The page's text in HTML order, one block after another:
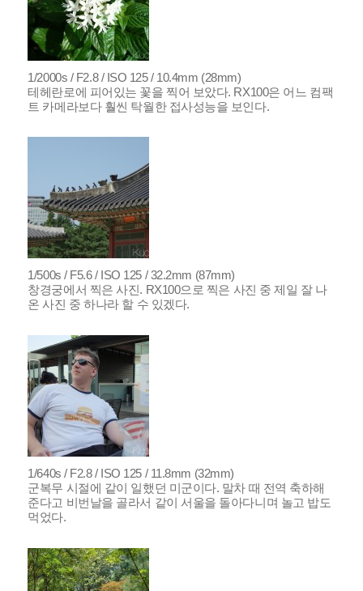
1/2000s / F2.8 / ISO 125 / 10.4mm (28mm)
테헤란로에 피어있는 꽃을 찍어 보았다. RX100은 어느 컴팩
트 카메라보다 훨씬 탁월한 접사성능을 보인다.
1/500s / F5.6 / ISO 125 / 32.2mm (87mm)
창경궁에서 찍은 사진. RX100으로 찍은 사진 중 제일 잘 나
온 사진 중 하나라 할 수 있겠다.
1/640s / F2.8 / ISO 125 / 11.8mm (32mm)
군복무 시절에 같이 일했던 미군이다. 말차 때 전역 축하해
준다고 비번날을 골라서 같이 서울을 돌아다니며 놀고 밥도
먹었다.